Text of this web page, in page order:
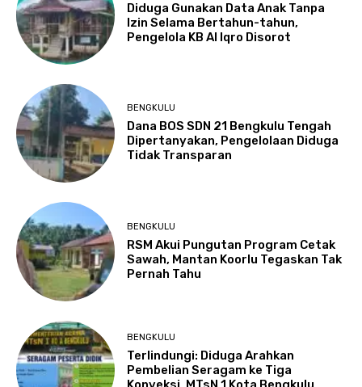
Diduga Gunakan Data Anak Tanpa
Izin Selama Bertahun-tahun,
Pengelola KB Al Iqro Disorot
BENGKULU
Dana BOS SDN 21 Bengkulu Tengah
Dipertanyakan, Pengelolaan Diduga
Tidak Transparan
BENGKULU
RSM Akui Pungutan Program Cetak
Sawah, Mantan Koorlu Tegaskan Tak
Pernah Tahu
BENGKULU
Terlindungi: Diduga Arahkan
Pembelian Seragam ke Tiga